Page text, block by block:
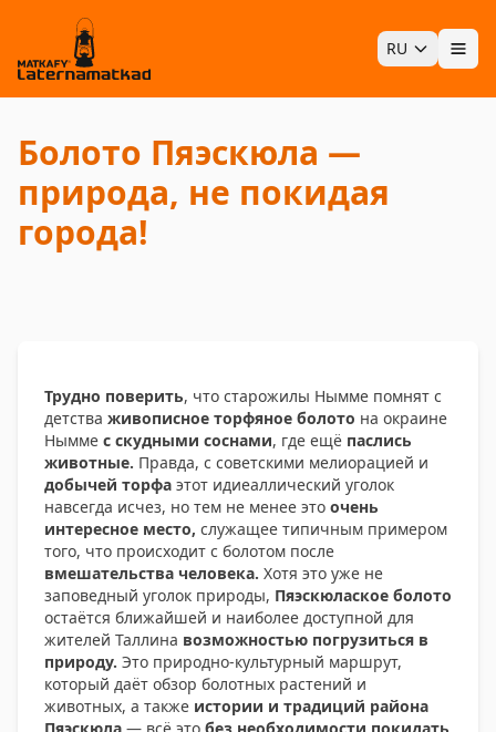
RU
Болото Пяэскюла —
природа, не покидая
города!
Трудно поверить, что старожилы Нымме помнят с
детства живописное торфяное болото на окраине
Нымме с скудными соснами, где ещё паслись
животные. Правда, с советскими мелиорацией и
добычей торфа этот идиеаллический уголок
навсегда исчез, но тем не менее это очень
интересное место, служащее типичным примером
того, что происходит с болотом после
вмешательства человека. Хотя это уже не
заповедный уголок природы, Пяэскюлаское болото
остаётся ближайшей и наиболее доступной для
жителей Таллина возможностью погрузиться в
природу. Это природно-культурный маршрут,
который даёт обзор болотных растений и
животных, а также истории и традиций района